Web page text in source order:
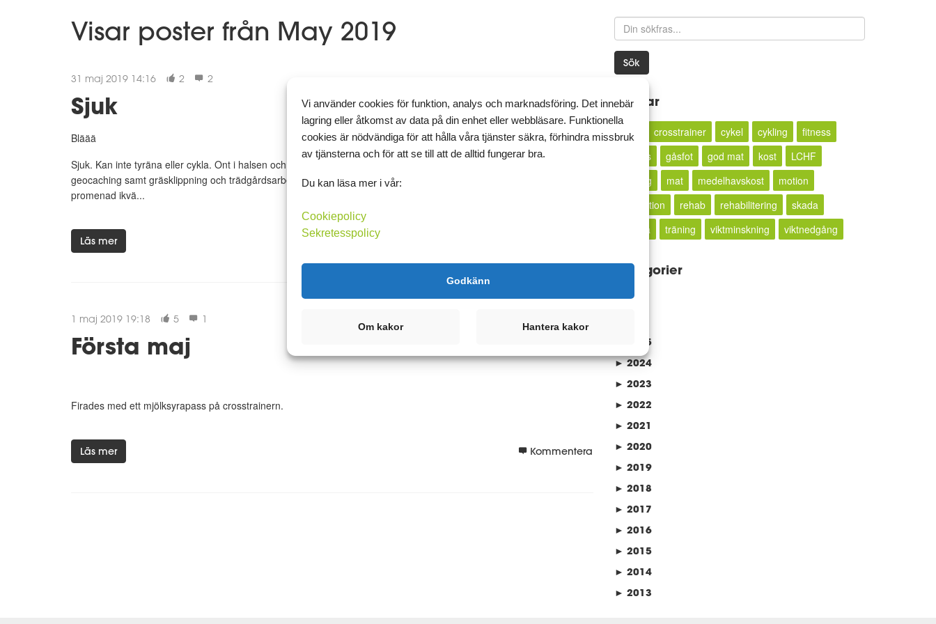
Visar poster från May 2019
31 maj 2019 14:16 2 2
Sjuk
Bläää
Sjuk. Kan inte tyräna eller cykla. Ont i halsen och förkyld, dock ingen feber. Så igår fick motionen bestå av lite
geocaching samt gräsklippning och trädgårdsarbete. Dagens motion fick bestå av biltvättning. Kanske blir en
promenad ikvä...
Läs mer
1 maj 2019 19:18 5 1
Första maj
Firades med ett mjölksyrapass på crosstrainern.
Läs mer Kommentera
Sök
Taggar
16:8 crosstrainer cykel cykling
fitness
fittness
gåsfot god mat kost
LCHF
löpning
mat medelhavskost
motion
motivation
rehab rehabilitering
skada
smärta
träning viktminskning viktnedgång
Kategorier
2025
►2024
► 2023
► 2022
► 2021
► 2020
► 2019
► 2018
► 2017
► 2016
► 2015
► 2014
► 2013
Vi använder cookies för funktion, analys och marknadsföring. Det innebär
lagring eller åtkomst av data på din enhet eller webbläsare. Funktionella
cookies är nödvändiga för att hålla våra tjänster säkra, förhindra missbruk
av tjänsterna och för att se till att de alltid fungerar bra.
Du kan läsa mer i vår:
Cookiepolicy
Sekretesspolicy
Godkänn
Om kakor Hantera kakor